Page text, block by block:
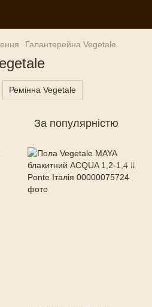
Галантерейна Vegetale
Ремінна Vegetale
За популярністю